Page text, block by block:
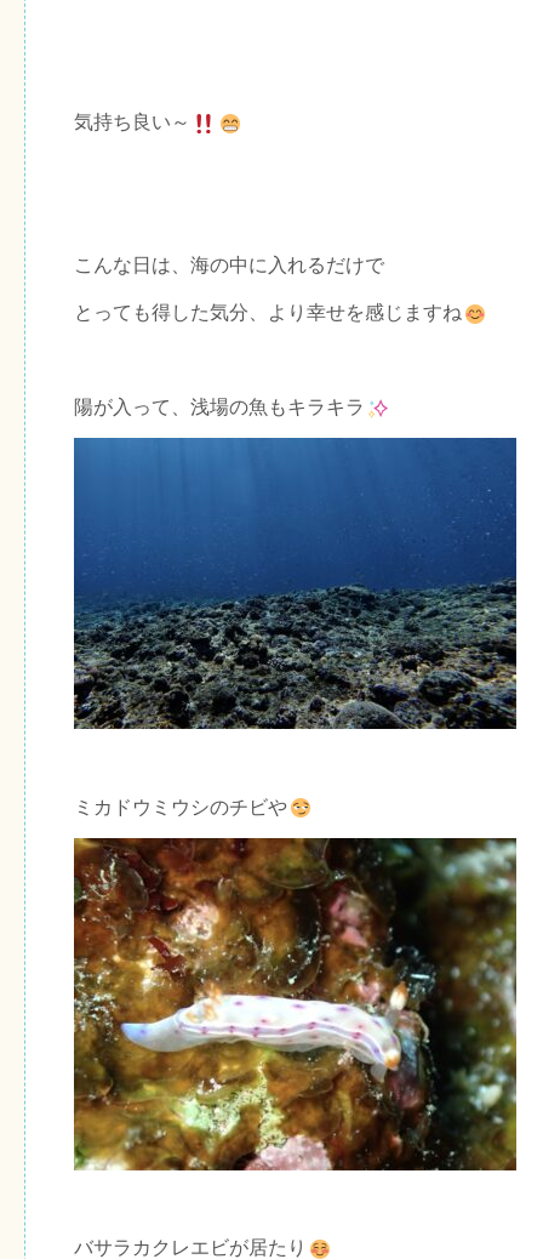
気持ち良い～
こんな日は、海の中に入れるだけで
とっても得した気分、より幸せを感じますね
陽が入って、浅場の魚もキラキラ
ミカドウミウシのチビや
バサラカクレエビが居たり